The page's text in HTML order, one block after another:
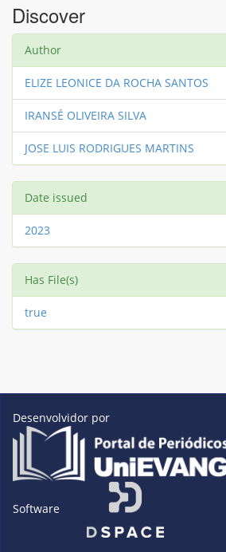
Discover
Author
ELIZE LEONICE DA ROCHA SANTOS
IRANSÉ OLIVEIRA SILVA
JOSE LUIS RODRIGUES MARTINS
Date issued
2023
Has File(s)
true
Desenvolvidor por
Software